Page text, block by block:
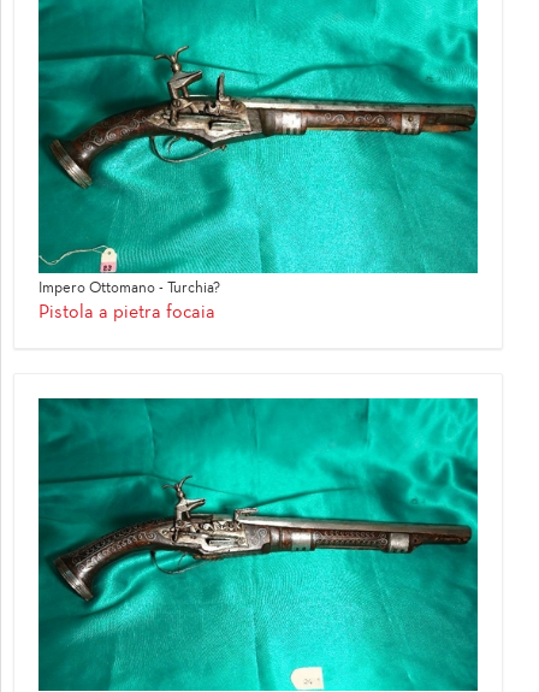
Impero Ottomano - Turchia?
Pistola a pietra focaia